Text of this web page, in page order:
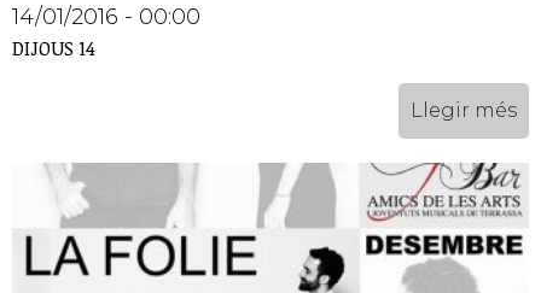
14/01/2016 - 00:00
DIJOUS 14
Llegir més